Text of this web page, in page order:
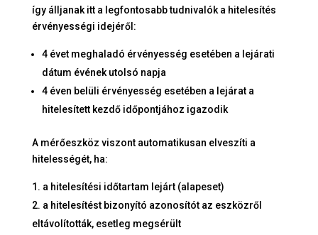
így álljanak itt a legfontosabb tudnivalók a hitelesítés
érvényességi idejéről:
4 évet meghaladó érvényesség esetében a lejárati
dátum évének utolsó napja
4 éven belüli érvényesség esetében a lejárat a
hitelesített kezdő időpontjához igazodik
A mérőeszköz viszont automatikusan elveszíti a
hitelességét, ha:
a hitelesítési időtartam lejárt (alapeset)
a hitelesítést bizonyító azonosítót az eszközről
eltávolították, esetleg megsérült